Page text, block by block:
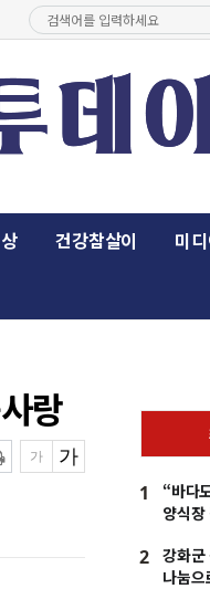
건강참살이 미
랑
1
“바다
양식
2
강화군
나눔으